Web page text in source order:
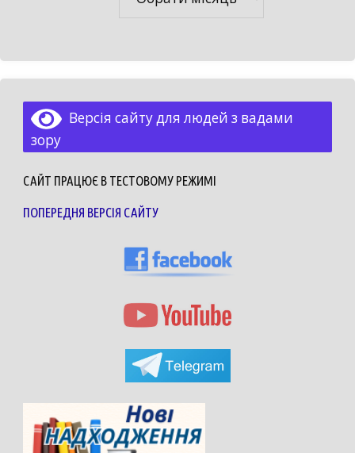
Версія сайту для людей з вадами
зору
САЙТ ПРАЦЮЄ В ТЕСТОВОМУ РЕЖИМІ
ПОПЕРЕДНЯ ВЕРСІЯ САЙТУ